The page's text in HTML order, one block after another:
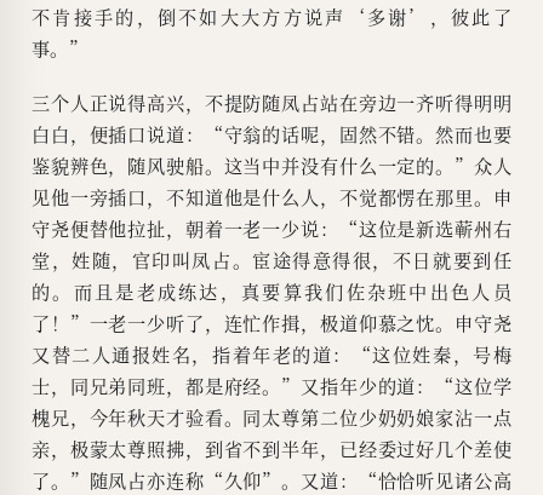
不肯接手的，倒不如大大方方说声‘多谢’，彼此了
事。”
三个人正说得高兴，不提防随凤占站在旁边一齐听得明明
白白，便插口说道：“守翁的话呢，固然不错。然而也要
鉴貌辨色，随风驶船。这当中并没有什么一定的。”众人
见他一旁插口，不知道他是什么人，不觉都愣在那里。申
守尧便替他拉扯，朝着一老一少说：“这位是新选蕲州右
堂，姓随，官印叫凤占。宦途得意得很，不日就要到任
的。而且是老成练达，真要算我们佐杂班中出色人员
了！”一老一少听了，连忙作揖，极道仰慕之忱。申守尧
又替二人通报姓名，指着年老的道：“这位姓秦，号梅
士，同兄弟同班，都是府经。”又指年少的道：“这位学
槐兄，今年秋天才验看。同太尊第二位少奶奶娘家沾一点
亲，极蒙太尊照拂，到省不到半年，已经委过好几个差使
了。”随凤占亦连称“久仰”。又道：“恰恰听见诸公高